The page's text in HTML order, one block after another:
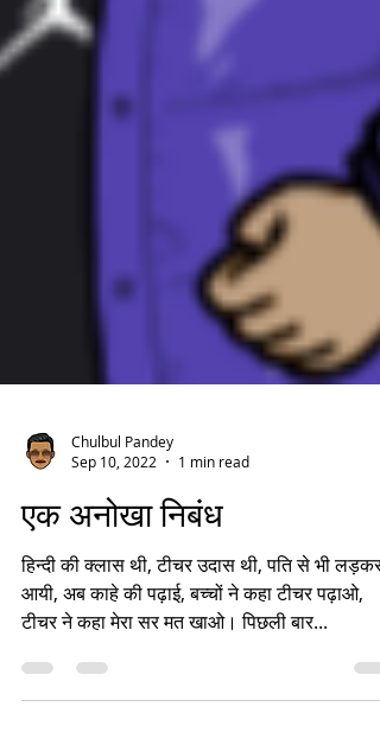
Chulbul Pandey
Sep 10, 2022
1 min read
एक अनोखा निबंध